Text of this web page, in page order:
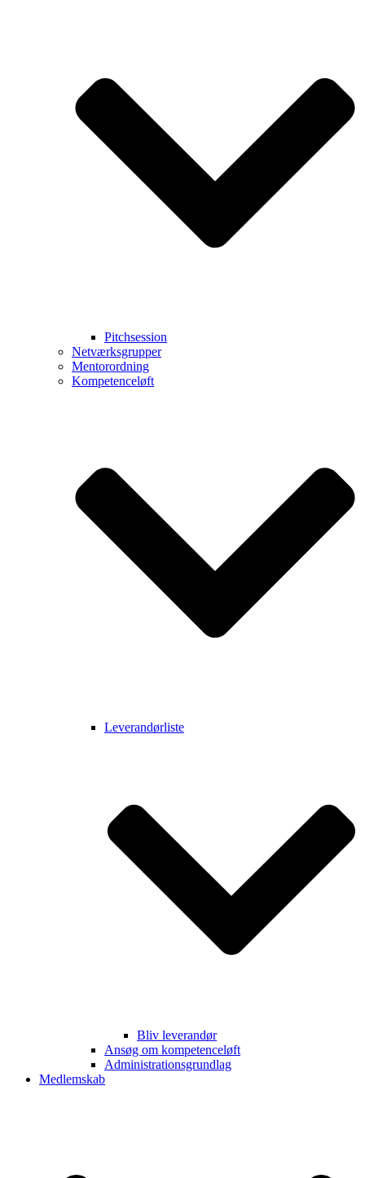
Pitchsession
Netværksgrupper
Mentorordning
Kompetenceløft
Leverandørliste
Bliv leverandør
Ansøg om kompetenceløft
Administrationsgrundlag
Medlemskab